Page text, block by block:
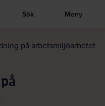
Visa sökruta
Sök Meny
på arbetsmiljöarbetet